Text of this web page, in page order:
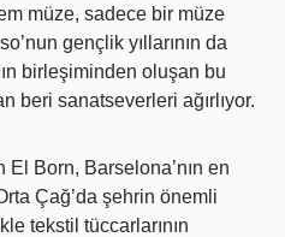
müze, sadece bir müze
gençlik yıllarının da
birleşiminden oluşan bu
beri sanatseverleri ağırlıyor.
Born, Barselona’nın en
Çağ’da şehrin önemli
tekstil tüccarlarının